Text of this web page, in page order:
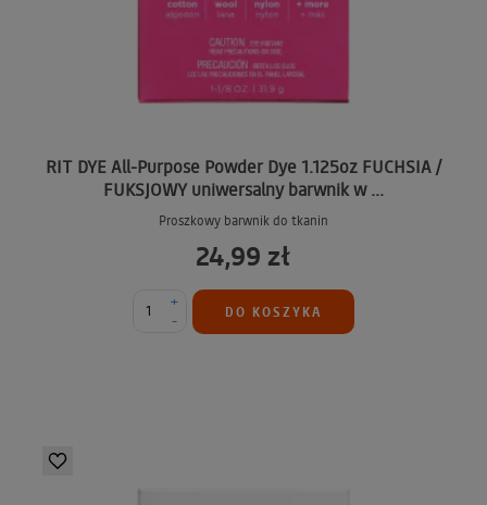
RIT DYE All-Purpose Powder Dye 1.125oz FUCHSIA /
FUKSJOWY uniwersalny barwnik w ...
Proszkowy barwnik do tkanin
24,99 zł
-
+
DO KOSZYKA